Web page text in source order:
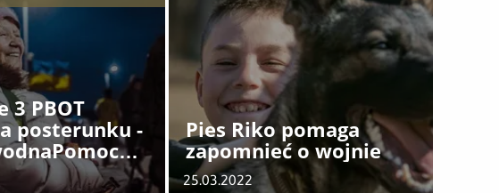
3 PBOT
posterunku - Pies Riko pomaga
zapomnieć o wojnie
25.03.2022